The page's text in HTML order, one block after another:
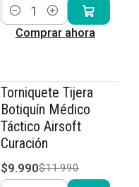
Cantidad
Comprar ahora
-17% OFF
Torniquete Tijera
Botiquín Médico
Táctico Airsoft
Curación
$9.990$11.990